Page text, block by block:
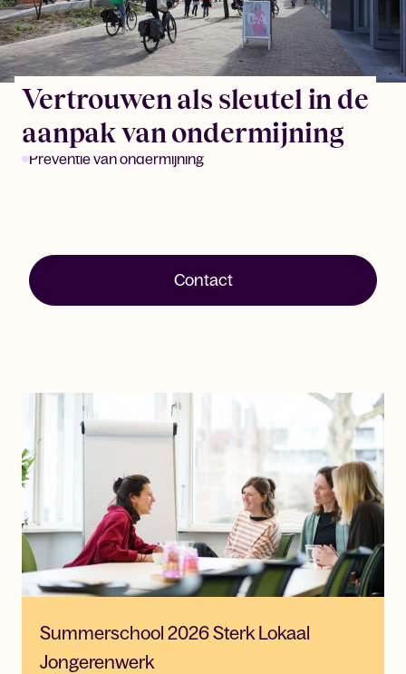
Vertrouwen als sleutel in de
aanpak van ondermijning
Preventie van ondermijning
Contact
Summerschool 2026 Sterk Lokaal
Jongerenwerk